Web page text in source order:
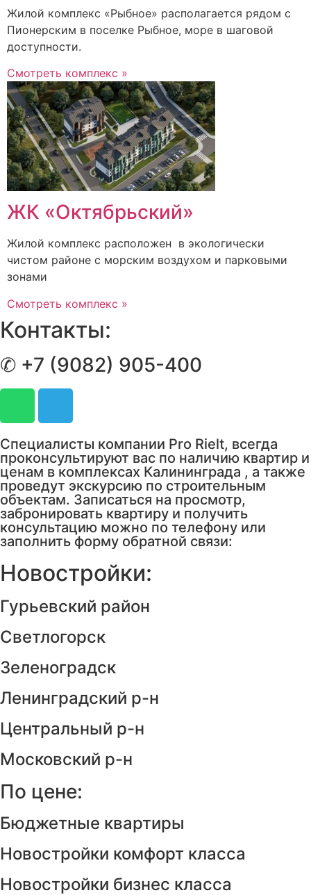
Жилой комплекс «Рыбное» располагается рядом с
Пионерским в поселке Рыбное, море в шаговой
доступности.
Смотреть комплекс »
ЖК «Октябрьский»
Жилой комплекс расположен в экологически
чистом районе с морским воздухом и парковыми
зонами
Смотреть комплекс »
Контакты:
✆ +7 (9082) 905-400
Специалисты компании Pro Rielt, всегда
проконсультируют вас по наличию квартир и
ценам в комплексах Калининграда , а также
проведут экскурсию по строительным
объектам. Записаться на просмотр,
забронировать квартиру и получить
консультацию можно по телефону или
заполнить форму обратной связи:
Новостройки:
Гурьевский район
Светлогорск
Зеленоградск
Ленинградский р-н
Центральный р-н
Московский р-н
По цене:
Бюджетные квартиры
Новостройки комфорт класса
Новостройки бизнес класса